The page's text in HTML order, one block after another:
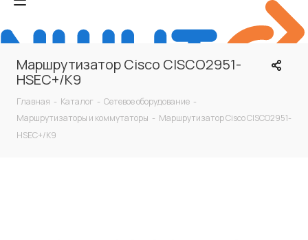
Маршрутизатор Cisco CISCO2951-
HSEC+/K9
Главная - Каталог - Сетевое оборудование -
Маршрутизаторы и коммутаторы - Маршрутизатор Cisco CISCO2951-
HSEC+/K9